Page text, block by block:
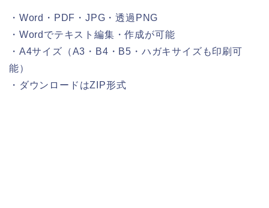
・Word・PDF・JPG・透過PNG
・Wordでテキスト編集・作成が可能
・A4サイズ（A3・B4・B5・ハガキサイズも印刷可
能）
・ダウンロードはZIP形式